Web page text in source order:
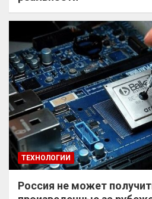
ТЕХНОЛОГИИ
Россия не может